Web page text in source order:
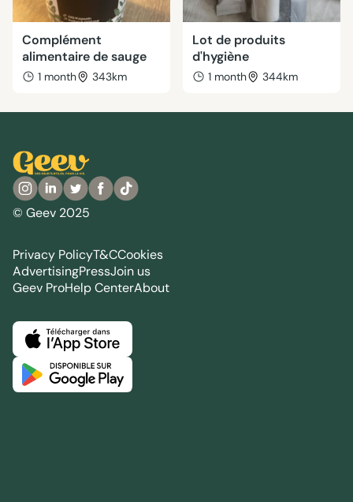
Complément
alimentaire de sauge
1 month 343km
Lot de produits
d'hygiène
1 month 344km
© Geev 2025
Privacy PolicyT&CCookies
AdvertisingPressJoin us
Geev ProHelp CenterAbout